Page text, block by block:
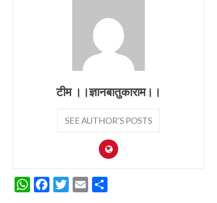
टीम ।।ज्ञानबातुकाराम।।
SEE AUTHOR'S POSTS
WhatsApp
Facebook
Twitter
Email